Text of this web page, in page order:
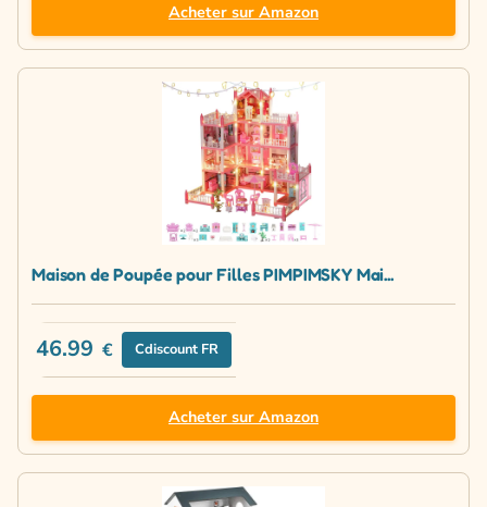
Acheter sur Amazon
Maison de Poupée pour Filles PIMPIMSKY Mai...
46.99 € Cdiscount FR
Acheter sur Amazon